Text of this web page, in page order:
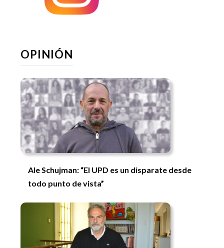
OPINIÓN
Ale Schujman: “El UPD es un disparate desde
todo punto de vista”